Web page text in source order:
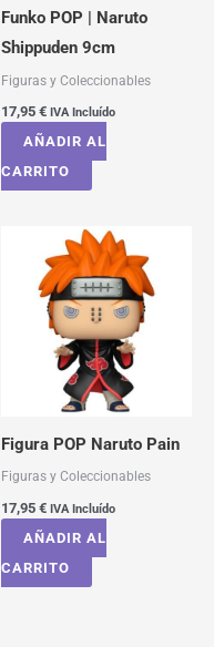
Funko POP | Naruto
Shippuden 9cm
Figuras y Coleccionables
17,95 € IVA Incluído
AÑADIR AL
CARRITO
Figura POP Naruto Pain
Figuras y Coleccionables
17,95 € IVA Incluído
AÑADIR AL
CARRITO